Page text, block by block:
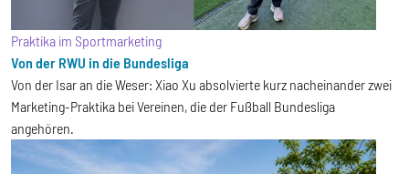
Praktika im Sportmarketing
Von der RWU in die Bundesliga
Von der Isar an die Weser: Xiao Xu absolvierte kurz nacheinander zwei
Marketing-Praktika bei Vereinen, die der Fußball Bundesliga
angehören.